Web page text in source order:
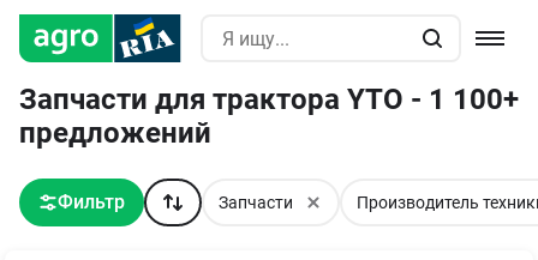
Запчасти для трактора YTO - 1 100+
предложений
Фильтр Запчасти Производитель